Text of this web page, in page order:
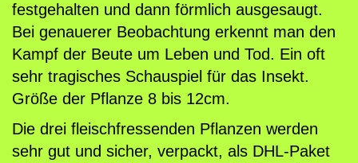
a
M
e
n
g
e
festgehalten und dann förmlich ausgesaugt.
Bei genauerer Beobachtung erkennt man den
Kampf der Beute um Leben und Tod. Ein oft
sehr tragisches Schauspiel für das Insekt.
Größe der Pflanze 8 bis 12cm.
Die drei fleischfressenden Pflanzen werden
sehr gut und sicher, verpackt, als DHL-Paket